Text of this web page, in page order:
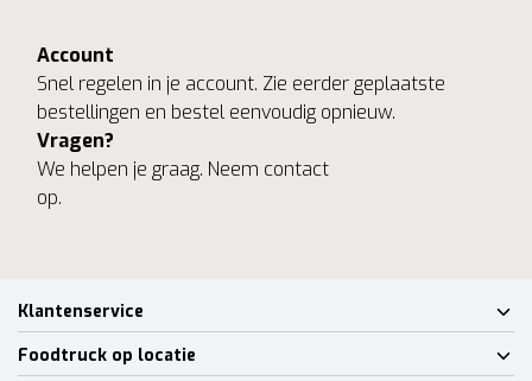
Account
Snel regelen in je account. Zie eerder geplaatste
bestellingen en bestel eenvoudig opnieuw.
Vragen?
We helpen je graag. Neem contact
op.
Klantenservice
Foodtruck op locatie